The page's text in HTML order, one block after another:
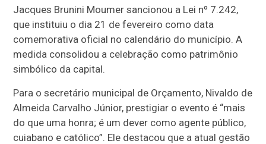
Jacques Brunini Moumer sancionou a Lei nº 7.242,
que instituiu o dia 21 de fevereiro como data
comemorativa oficial no calendário do município. A
medida consolidou a celebração como patrimônio
simbólico da capital.
Para o secretário municipal de Orçamento, Nivaldo de
Almeida Carvalho Júnior, prestigiar o evento é “mais
do que uma honra; é um dever como agente público,
cuiabano e católico”. Ele destacou que a atual gestão